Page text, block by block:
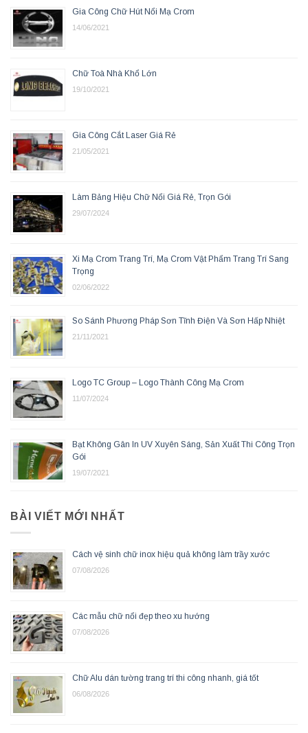
Gia Công Chữ Hút Nổi Mạ Crom
14/06/2021
Chữ Toà Nhà Khổ Lớn
19/10/2021
Gia Công Cắt Laser Giá Rẻ
21/05/2021
Làm Bảng Hiệu Chữ Nổi Giá Rẻ, Trọn Gói
29/07/2024
Xi Mạ Crom Trang Trí, Mạ Crom Vật Phẩm Trang Trí Sang
Trọng
02/06/2022
So Sánh Phương Pháp Sơn Tĩnh Điện Và Sơn Hấp Nhiệt
21/11/2021
Logo TC Group – Logo Thành Công Mạ Crom
11/07/2024
Bạt Không Gân In UV Xuyên Sáng, Sản Xuất Thi Công Trọn
Gói
19/07/2021
BÀI VIẾT MỚI NHẤT
Cách vệ sinh chữ inox hiệu quả không làm trầy xước
07/08/2026
Các mẫu chữ nổi đẹp theo xu hướng
07/08/2026
Chữ Alu dán tường trang trí thi công nhanh, giá tốt
06/08/2026